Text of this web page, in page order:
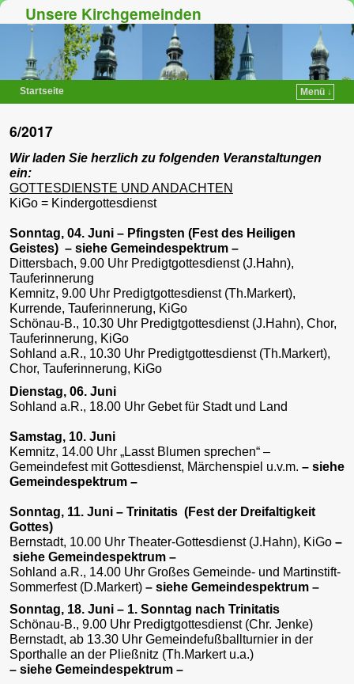
Unsere Kirchgemeinden
Startseite
Menü ↓
6/2017
Wir laden Sie herzlich zu folgenden Veranstaltungen
ein:
GOTTESDIENSTE UND ANDACHTEN
KiGo = Kindergottesdienst
Sonntag, 04. Juni – Pfingsten (Fest des Heiligen
Geistes) – siehe Gemeindespektrum –
Dittersbach, 9.00 Uhr Predigtgottesdienst (J.Hahn),
Tauferinnerung
Kemnitz, 9.00 Uhr Predigtgottesdienst (Th.Markert),
Kurrende, Tauferinnerung, KiGo
Schönau-B., 10.30 Uhr Predigtgottesdienst (J.Hahn), Chor,
Tauferinnerung, KiGo
Sohland a.R., 10.30 Uhr Predigtgottesdienst (Th.Markert),
Chor, Tauferinnerung, KiGo
Dienstag, 06. Juni
Sohland a.R., 18.00 Uhr Gebet für Stadt und Land
Samstag, 10. Juni
Kemnitz, 14.00 Uhr „Lasst Blumen sprechen“ –
Gemeindefest mit Gottesdienst, Märchenspiel u.v.m. – siehe
Gemeindespektrum –
Sonntag, 11. Juni – Trinitatis (Fest der Dreifaltigkeit
Gottes)
Bernstadt, 10.00 Uhr Theater-Gottesdienst (J.Hahn), KiGo –
siehe Gemeindespektrum –
Sohland a.R., 14.00 Uhr Großes Gemeinde- und Martinstift-
Sommerfest (D.Markert) – siehe Gemeindespektrum –
Sonntag, 18. Juni – 1. Sonntag nach Trinitatis
Schönau-B., 9.00 Uhr Predigtgottesdienst (Chr. Jenke)
Bernstadt, ab 13.30 Uhr Gemeindefußballturnier in der
Sporthalle an der Pließnitz (Th.Markert u.a.)
– siehe Gemeindespektrum –